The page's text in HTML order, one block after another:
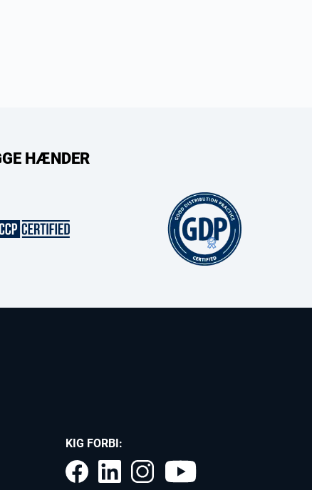
HÆNDER
KIG FORBI: